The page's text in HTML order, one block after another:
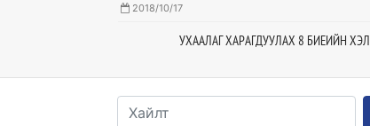
2018/10/17
УХААЛАГ ХАРАГДУУЛАХ 8 БИЕИЙН ХЭЛ